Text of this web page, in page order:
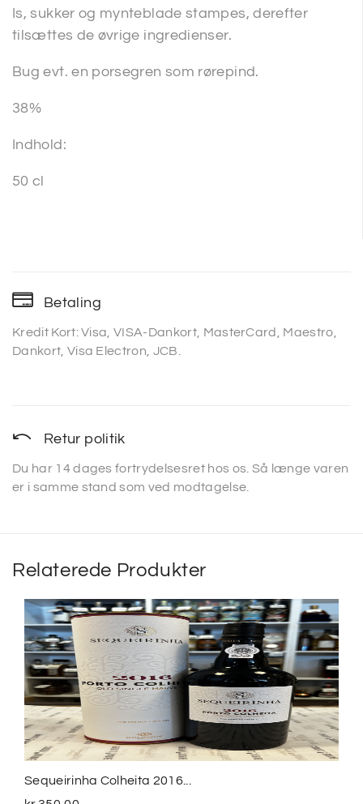
Is, sukker og mynteblade stampes, derefter
tilsættes de øvrige ingredienser.
Bug evt. en porsegren som rørepind.
38%
Indhold:
50 cl
Betaling
Kredit Kort: Visa, VISA-Dankort, MasterCard, Maestro,
Dankort, Visa Electron, JCB.
Retur politik
Du har 14 dages fortrydelsesret hos os. Så længe varen
er i samme stand som ved modtagelse.
Relaterede Produkter
Sequeirinha Colheita 2016...